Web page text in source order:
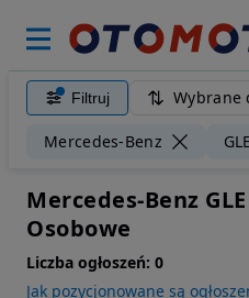
Filtruj Wybrane
Mercedes-Benz GLE
Mercedes-Benz
Osobowe
Liczba ogłoszeń: 0
Jak pozycjonowane są